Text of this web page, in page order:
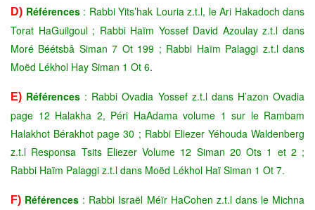
D) Références: Rabbi Yits’hak Louria z.t.l, le Ari Hakadoch dans
Torat HaGuilgoul ; Rabbi Haïm Yossef David Azoulay z.t.l dans
Moré Béétsbâ Siman 7 Ot 199 ; Rabbi Haïm Palaggi z.t.l dans
Moëd Lékhol Hay Siman 1 Ot 6.
E) Références : Rabbi Ovadia Yossef z.t.l dans H’azon Ovadia
page 12 Halakha 2, Péri HaAdama volume 1 sur le Rambam
Halakhot Bérakhot page 30 ; Rabbi Eliezer Yéhouda Waldenberg
z.t.l Responsa Tsits Eliezer Volume 12 Siman 20 Ots 1 et 2 ;
Rabbi Haïm Palaggi z.t.l dans Moëd Lékhol Haï Siman 1 Ot 7.
F) Références : Rabbi Israël Méïr HaCohen z.t.l dans le Michna